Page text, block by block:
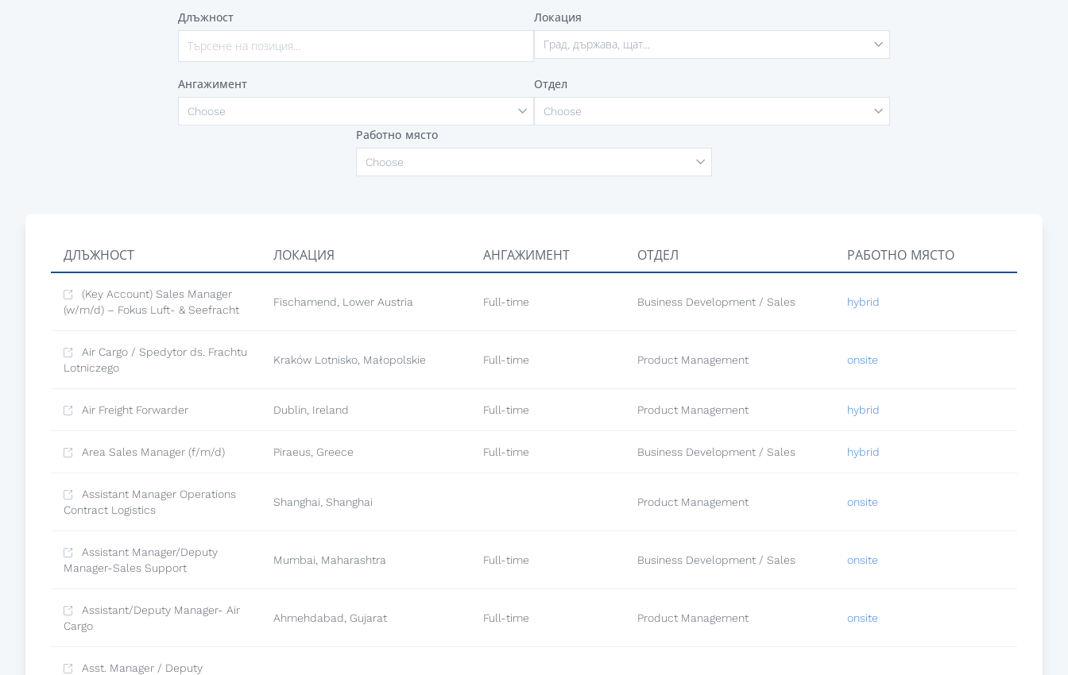
Длъжност Локация
Град, държава, щат...
Ангажимент
Choose
Отдел
Choose
Работно място
Choose
ДЛЪЖНОСТ ЛОКАЦИЯ АНГАЖИМЕНТ ОТДЕЛ РАБОТНО МЯСТО
(Key Account) Sales Manager
(w/m/d) – Fokus Luft- & Seefracht
Fischamend, Lower Austria Full-time Business Development / Sales hybrid
Air Cargo / Spedytor ds. Frachtu
Lotniczego
Kraków Lotnisko, Małopolskie Full-time Product Management onsite
Air Freight Forwarder Dublin, Ireland Full-time Product Management hybrid
Area Sales Manager (f/m/d) Piraeus, Greece Full-time Business Development / Sales hybrid
Assistant Manager Operations
Contract Logistics
Shanghai, Shanghai Product Management onsite
Assistant Manager/Deputy
Manager-Sales Support
Mumbai, Maharashtra Full-time Business Development / Sales onsite
Assistant/Deputy Manager- Air
Cargo
Ahmehdabad, Gujarat Full-time Product Management onsite
Asst. Manager / Deputy